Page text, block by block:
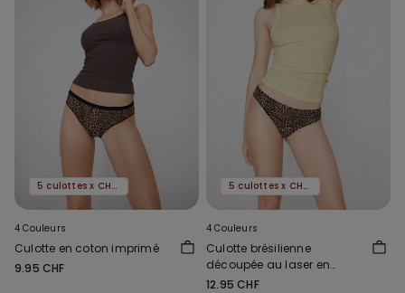
5 culottes x CHF 29.90
4 Couleurs
Culotte en coton imprimé
9.95 CHF
5 culottes x CHF 29.90
4 Couleurs
Culotte brésilienne
découpée au laser en
microfibre imprimée
12.95 CHF